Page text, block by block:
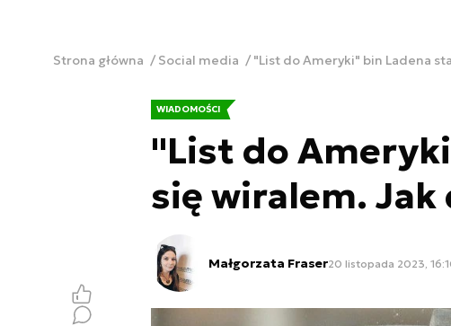
Strona główna Social media "List do Ameryki" bin Ladena
WIADOMOŚCI
"List do
się wiralem. Jak
Małgorzata Fraser20 listopada 2023,